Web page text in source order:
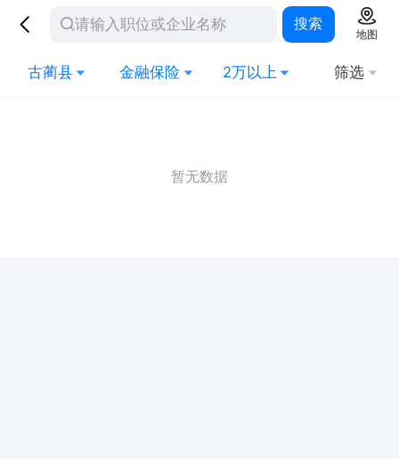
搜索
地图
古蔺县 金融保险 2万以上 筛选
暂无数据